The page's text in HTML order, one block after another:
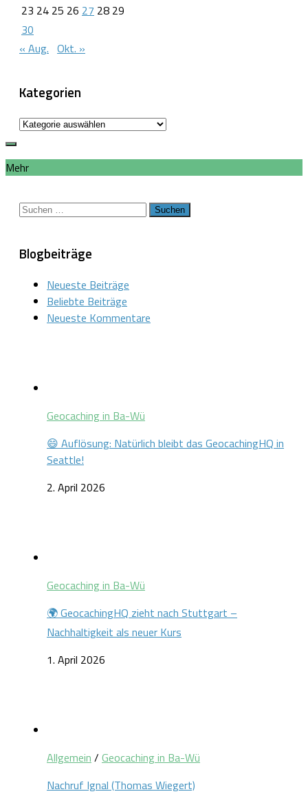
23 24 25 26 27 28 29
30
« Aug. Okt. »
Kategorien
Kategorien
Mehr
Suchen
Blogbeiträge
Neueste Beiträge
Beliebte Beiträge
Neueste Kommentare
Geocaching in Ba-Wü
😄 Auflösung: Natürlich bleibt das GeocachingHQ in
Seattle!
2. April 2026
Geocaching in Ba-Wü
🌍 GeocachingHQ zieht nach Stuttgart –
Nachhaltigkeit als neuer Kurs
1. April 2026
Allgemein / Geocaching in Ba-Wü
Nachruf Ignal (Thomas Wiegert)